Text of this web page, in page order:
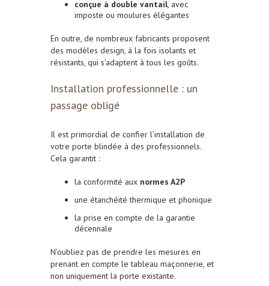
conçue à double vantail, avec
imposte ou moulures élégantes
En outre, de nombreux fabricants proposent
des modèles design, à la fois isolants et
résistants, qui s’adaptent à tous les goûts.
Installation professionnelle : un
passage obligé
Il est primordial de confier l’installation de
votre porte blindée à des professionnels.
Cela garantit :
la conformité aux normes A2P
une étanchéité thermique et phonique
la prise en compte de la garantie
décennale
N’oubliez pas de prendre les mesures en
prenant en compte le tableau maçonnerie, et
non uniquement la porte existante.